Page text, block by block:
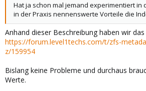
Hat ja schon mal jemand experimentiert in
in der Praxis nennenswerte Vorteile die
Anhand dieser Beschreibung haben wir
https://forum.level1techs.com/t/zfs-
z/159954
Bislang keine Probleme und durchaus
Werte.